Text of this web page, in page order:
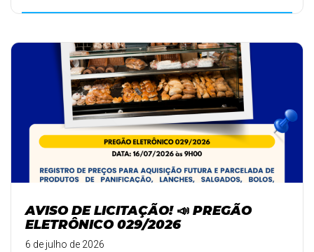
AVISO DE LICITAÇÃO! 📣 PREGÃO
ELETRÔNICO 029/2026
6 de julho de 2026